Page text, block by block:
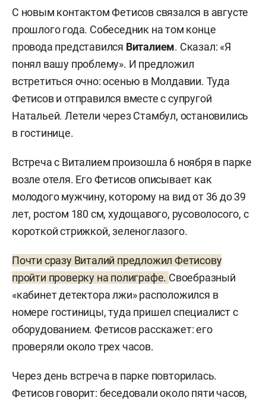
С новым контактом Фетисов связался в августе
прошлого года. Собеседник на том конце
провода представился Виталием. Сказал: «Я
понял вашу проблему». И предложил
встретиться очно: осенью в Молдавии. Туда
Фетисов и отправился вместе с супругой
Натальей. Летели через Стамбул, остановились
в гостинице.
Встреча с Виталием произошла 6 ноября в парке
возле отеля. Его Фетисов описывает как
молодого мужчину, которому на вид от 36 до 39
лет, ростом 180 см, худощавого, русоволосого, с
короткой стрижкой, зеленоглазого.
Почти сразу Виталий предложил Фетисову
пройти проверку на полиграфе. Своебразный
«кабинет детектора лжи» расположился в
номере гостиницы, туда пришел специалист с
оборудованием. Фетисов расскажет: его
проверяли около трех часов.
Через день встреча в парке повторилась.
Фетисов говорит: беседовали около пяти часов,